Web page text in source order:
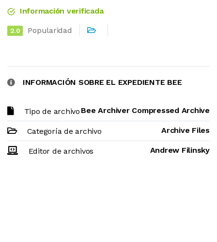
Información verificada
2.0 Popularidad
INFORMACIÓN SOBRE EL EXPEDIENTE BEE
Tipo de archivo Bee Archiver Compressed Archive
Categoría de archivo Archive Files
Editor de archivos Andrew Filinsky